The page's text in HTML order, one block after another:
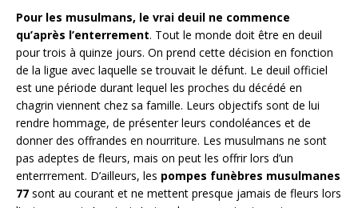
Pour les musulmans, le vrai deuil ne commence
qu’après l’enterrement. Tout le monde doit être en deuil
pour trois à quinze jours. On prend cette décision en fonction
de la ligue avec laquelle se trouvait le défunt. Le deuil officiel
est une période durant lequel les proches du décédé en
chagrin viennent chez sa famille. Leurs objectifs sont de lui
rendre hommage, de présenter leurs condoléances et de
donner des offrandes en nourriture. Les musulmans ne sont
pas adeptes de fleurs, mais on peut les offrir lors d’un
enterrrement. D’ailleurs, les pompes funèbres musulmanes
77 sont au courant et ne mettent presque jamais de fleurs lors